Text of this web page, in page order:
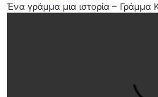
Ένα γράμμα μια ιστορία – Γράμμα